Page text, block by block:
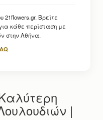
21flowers.gr. Βρείτε
κάθε περίσταση με
στην Αθήνα.
|